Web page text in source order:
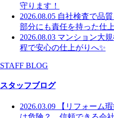
守ります！
2026.08.05 自社検査で品
部分にも責任を持った仕
2026.08.03 マンション大
程で安心の仕上がりへ✨
STAFF BLOG
スタッフブログ
2026.03.09
【リフォーム